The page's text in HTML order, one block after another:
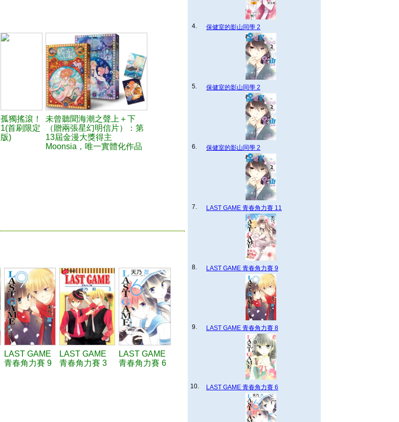
孤獨搖滾！
1(首刷限定
版)
未曾聽聞海潮之聲上＋下
（贈兩張星幻明信片）：第
13屆金漫大獎得主
Moonsia，唯一實體化作品
LAST GAME
青春角力賽 9
LAST GAME
青春角力賽 3
LAST GAME
青春角力賽 6
4. 保健室的影山同學 2
5. 保健室的影山同學 2
6. 保健室的影山同學 2
7. LAST GAME 青春角力賽 11
8. LAST GAME 青春角力賽 9
9. LAST GAME 青春角力賽 8
10. LAST GAME 青春角力賽 6